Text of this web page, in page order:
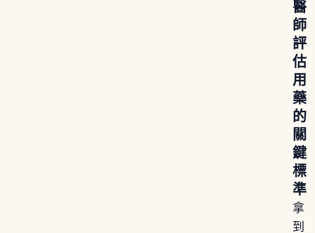
醫
師
評
估
用
藥
的
關
鍵
標
準
拿
到